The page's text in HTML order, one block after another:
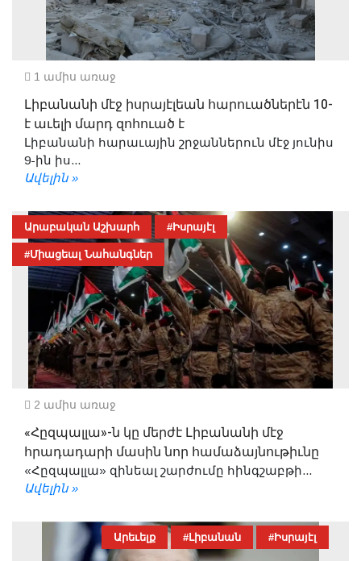
1 ամիս առաջ
Լիբանանի մէջ իսրայէլեան հարուածներէն 10-
է աւելի մարդ զոհուած է
Լիբանանի հարաւային շրջաններուն մէջ յունիս
9-ին իս...
Ավելին »
Արաբական Աշխարհ #Իսրայէլ
#Միացեալ Նահանգներ
2 ամիս առաջ
«Հըզպալլա»-ն կը մերժէ Լիբանանի մէջ
հրադադարի մասին նոր համաձայնութիւնը
«Հըզպալլա» զինեալ շարժումը հինգշաբթի...
Ավելին »
Արեւելք #Լիբանան #Իսրայէլ